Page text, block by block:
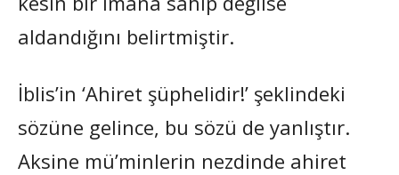
aldandığını belirtmiştir.
İblis’in ‘Ahiret şüphelidir!’ şeklindeki
sözüne gelince, bu sözü de yanlıştır.
Aksine mü’minlerin nezdinde ahiret